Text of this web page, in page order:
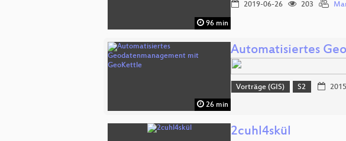
96 min
2019-06-26 203
26 min
Automatisiertes
Vorträge (GIS) S2
2cuhl4skül